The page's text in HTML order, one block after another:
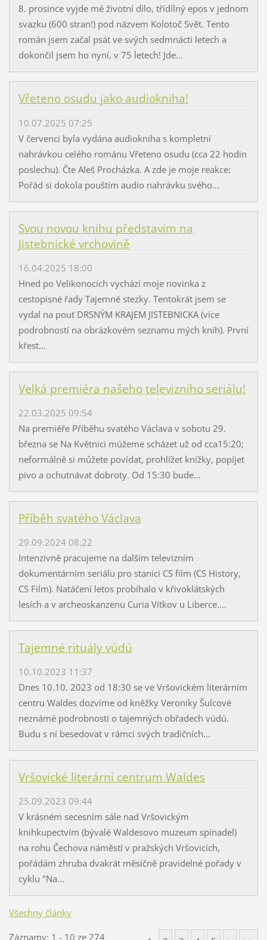
8. prosince vyjde mé životní dílo, třídílný epos v jednom
svazku (600 stran!) pod názvem Kolotoč Svět. Tento
román jsem začal psát ve svých sedmnácti letech a
dokončil jsem ho nyní, v 75 letech! Jde...
Vřeteno osudu jako audiokniha!
10.07.2025 07:25
V červenci byla vydána audiokniha s kompletní
nahrávkou celého románu Vřeteno osudu (cca 22 hodin
poslechu). Čte Aleš Procházka. A zde je moje reakce:
Pořád si dokola pouštím audio nahrávku svého...
Svou novou knihu představím na
Jistebnické vrchovině
16.04.2025 18:00
Hned po Velikonocích vychází moje novinka z
cestopisné řady Tajemné stezky. Tentokrát jsem se
vydal na pouť DRSNÝM KRAJEM JISTEBNICKA (více
podrobností na obrázkovém seznamu mých knih). První
křest...
Velká premiéra našeho televizního seriálu!
22.03.2025 09:54
Na premiéře Příběhu svatého Václava v sobotu 29.
března se Na Květnici múžeme scházet už od cca15:20;
neformálně si můžete povídat, prohlížet knížky, popíjet
pivo a ochutnávat dobroty. Od 15:30 bude...
Příběh svatého Václava
29.09.2024 08:22
Intenzivně pracujeme na dalším televizním
dokumentárním seriálu pro stanici CS film (CS History,
CS Film). Natáčení letos probíhalo v křivoklátských
lesích a v archeoskanzenu Curia Vítkov u Liberce....
Tajemné rituály vúdú
10.10.2023 11:37
Dnes 10.10. 2023 od 18:30 se ve Vršovickém literárním
centru Waldes dozvíme od kněžky Veroniky Šulcové
neznámé podrobnosti o tajemných obřadech vúdú.
Budu s ní besedovat v rámci svých tradičních...
Vršovické literární centrum Waldes
25.09.2023 09:44
V krásném secesním sále nad Vršovickým
knihkupectvím (bývalé Waldesovo muzeum spínadel)
na rohu Čechova náměstí v pražských Vršovicích,
pořádám zhruba dvakrát měsíčně pravidelné pořady v
cyklu "Na...
Všechny články
Záznamy: 1 - 10 ze 274